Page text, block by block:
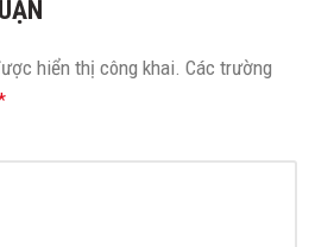
hiển thị công khai. Các trường